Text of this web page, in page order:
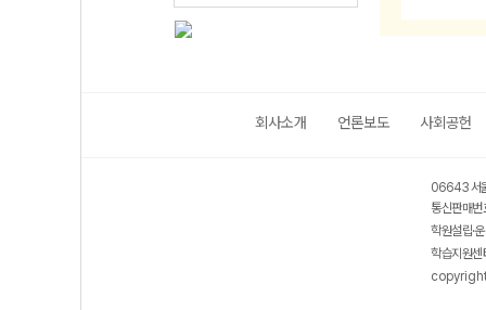
회사소개 언론보도 사회공헌
06643 서
통신판매
학원설립·
학습지원